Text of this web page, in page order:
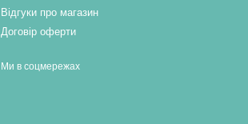
Відгуки про магазин
Договір оферти
Ми в соцмережах